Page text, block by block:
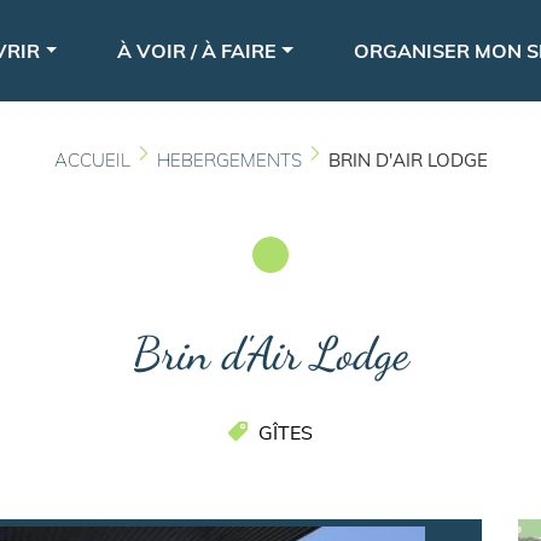
au
principal
À VOIR / À FAIRE ORGANISER MON
ACCUEIL HEBERGEMENTS BRIN D'AIR LODGE
Brin d'Air Lodge
GÎTES